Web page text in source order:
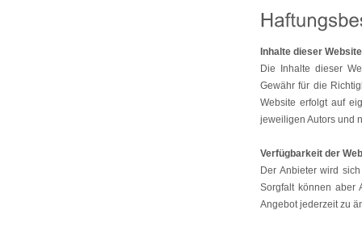
Inhalte dieser Website
Die Inhalte dieser
Gewähr für die
Website erfolgt auf
jeweiligen Autors und
Verfügbarkeit der
Der Anbieter wird
Sorgfalt können aber
Angebot jederzeit zu